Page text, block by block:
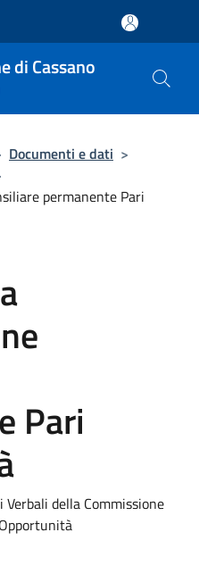
di Cassano
Documenti e dati >
permanente Pari
Pari
della Commissione